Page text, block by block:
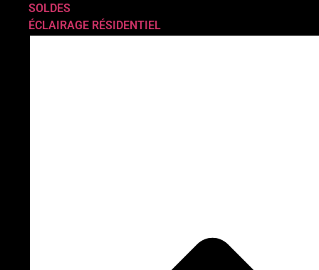
SOLDES
ÉCLAIRAGE RÉSIDENTIEL